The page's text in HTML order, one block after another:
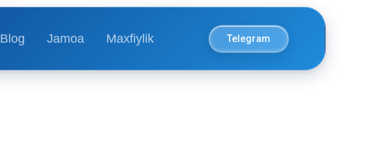
Blog Jamoa Maxfiylik Telegram